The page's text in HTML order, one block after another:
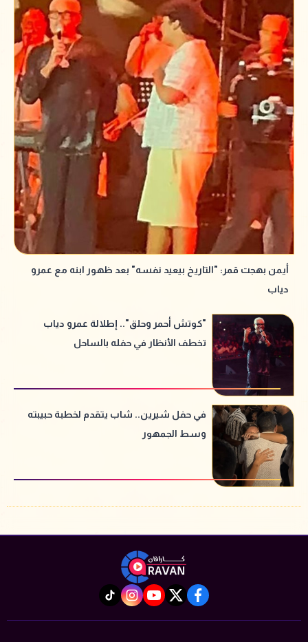
أيمن بهجت قمر: "التاريخ بيعيد نفسه" بعد ظهور ابنه مع عمرو
دياب
"كوتش أحمر وحلق".. إطلالة عمرو دياب
تخطف الأنظار في حفله بالساحل
في حفل شيرين.. شاب يتقدم لخطبة حبيبته
وسط الجمهور
facebook
twitter
youtube
instagram
tiktok